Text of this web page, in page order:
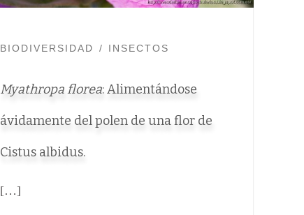
BIODIVERSIDAD INSECTOS
Myathropa florea: Alimentándose
ávidamente del polen de una flor de
Cistus albidus.
[…]